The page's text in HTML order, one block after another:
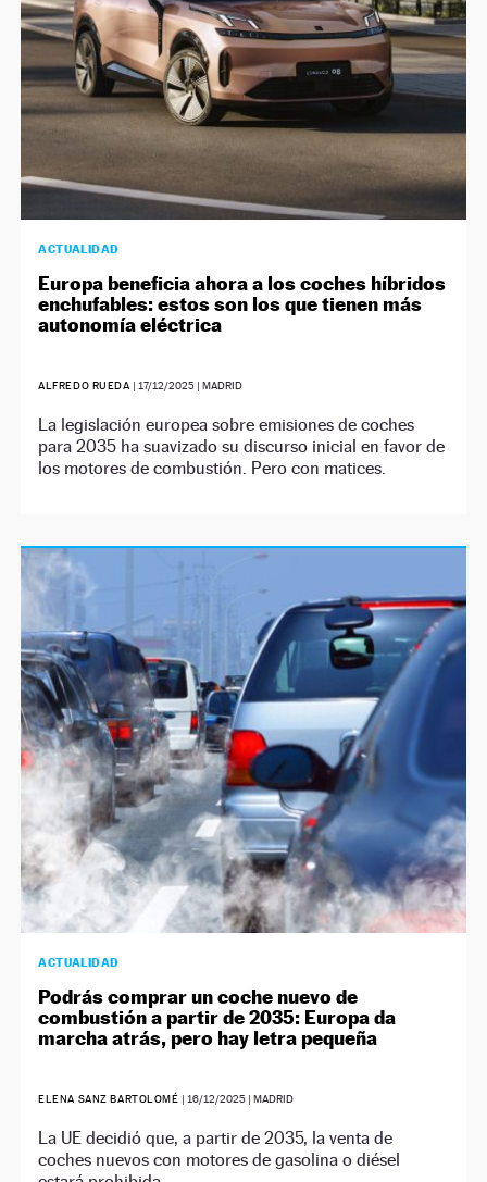
ACTUALIDAD
Europa beneficia ahora a los coches híbridos
enchufables: estos son los que tienen más
autonomía eléctrica
ALFREDO RUEDA | 17/12/2025| MADRID
La legislación europea sobre emisiones de coches
para 2035 ha suavizado su discurso inicial en favor de
los motores de combustión. Pero con matices.
ACTUALIDAD
Podrás comprar un coche nuevo de
combustión a partir de 2035: Europa da
marcha atrás, pero hay letra pequeña
ELENA SANZ BARTOLOMÉ | 16/12/2025| MADRID
La UE decidió que, a partir de 2035, la venta de
coches nuevos con motores de gasolina o diésel